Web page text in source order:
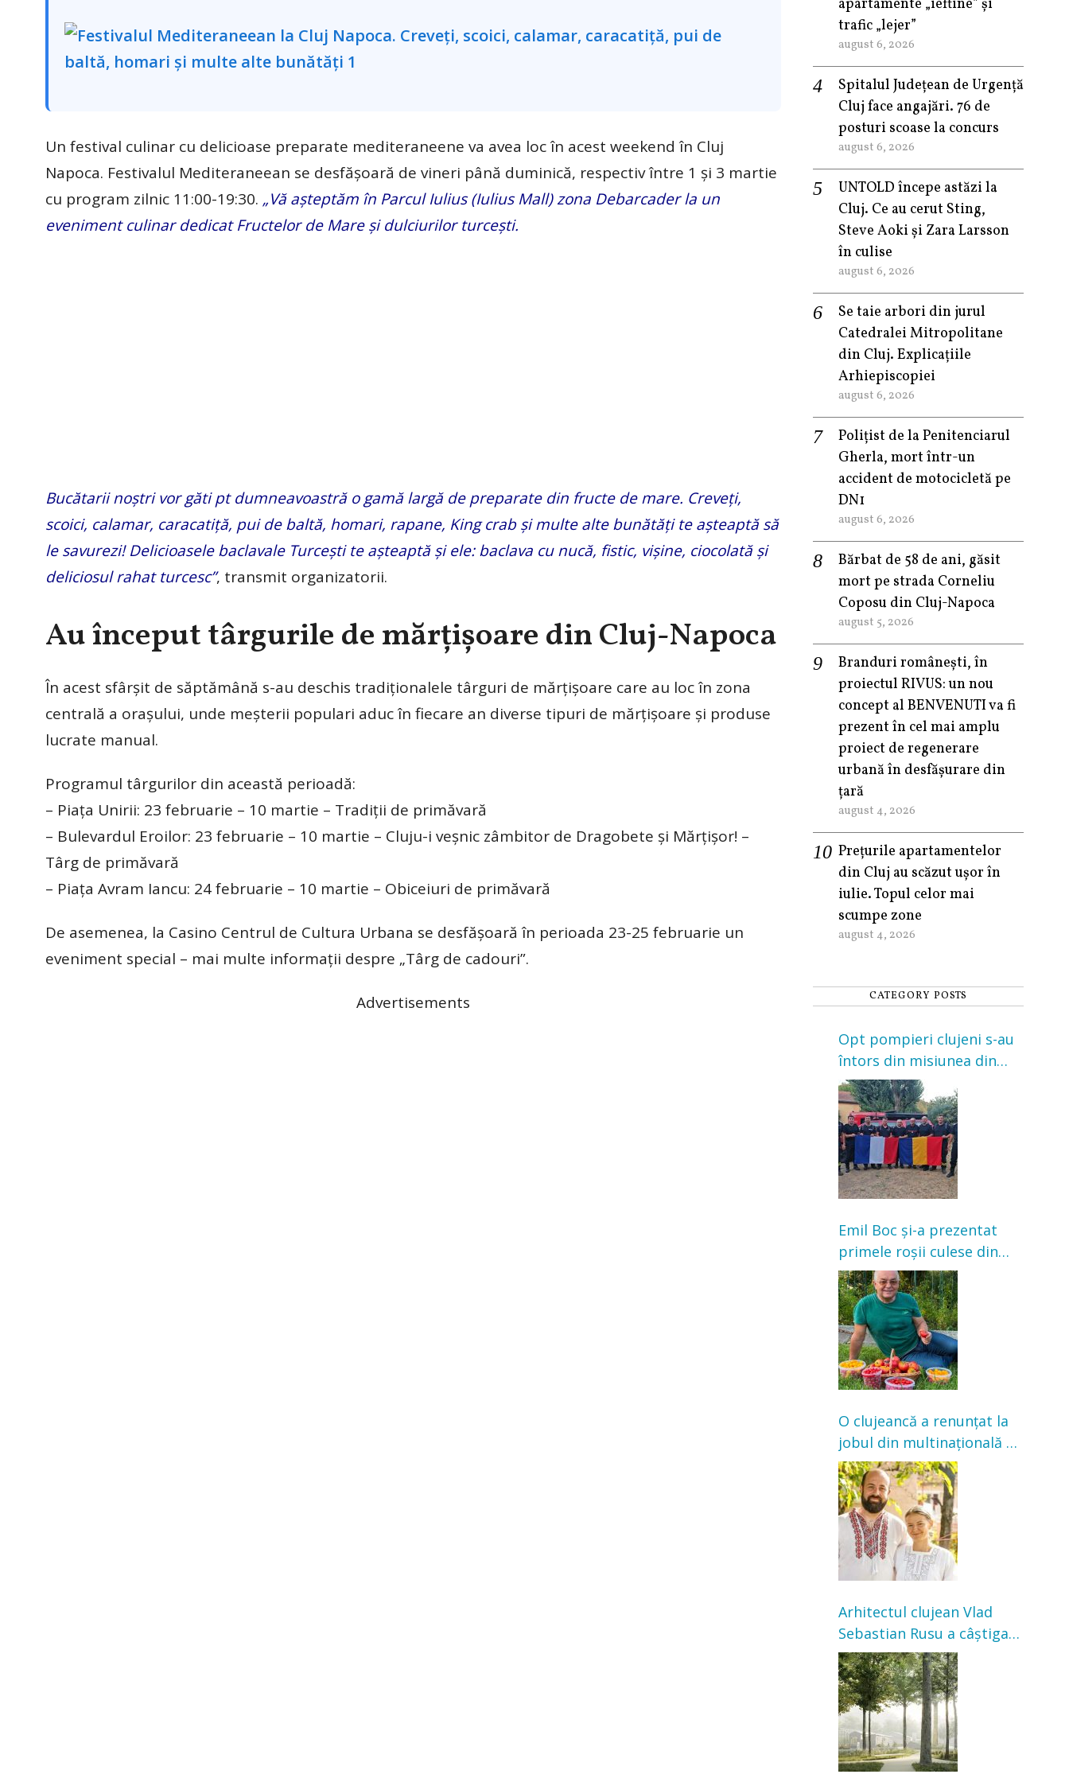
Un festival culinar cu delicioase preparate mediteraneene va avea loc în acest weekend în Cluj
Napoca. Festivalul Mediteraneean se desfășoară de vineri până duminică, respectiv între 1 şi 3 martie
cu program zilnic 11:00-19:30. „Vă așteptăm în Parcul Iulius (Iulius Mall) zona Debarcader la un
eveniment culinar dedicat Fructelor de Mare și dulciurilor turcești.
Bucătarii noştri vor găti pt dumneavoastră o gamă largă de preparate din fructe de mare. Creveţi,
scoici, calamar, caracatiţă, pui de baltă, homari, rapane, King crab şi multe alte bunătăţi te aşteaptă să
le savurezi! Delicioasele baclavale Turcești te așteaptă și ele: baclava cu nucă, fistic, vişine, ciocolată și
deliciosul rahat turcesc”, transmit organizatorii.
Au început târgurile de mărțișoare din Cluj-Napoca
În acest sfârșit de săptămână s-au deschis tradiționalele târguri de mărțișoare care au loc în zona
centrală a orașului, unde meșterii populari aduc în fiecare an diverse tipuri de mărțișoare și produse
lucrate manual.
Programul târgurilor din această perioadă:
– Piața Unirii: 23 februarie – 10 martie – Tradiții de primăvară
– Bulevardul Eroilor: 23 februarie – 10 martie – Cluju-i veșnic zâmbitor de Dragobete și Mărțișor! –
Târg de primăvară
– Piața Avram Iancu: 24 februarie – 10 martie – Obiceiuri de primăvară
De asemenea, la Casino Centrul de Cultura Urbana se desfășoară în perioada 23-25 februarie un
eveniment special – mai multe informații despre „Târg de cadouri”.
Advertisements
apartamente „ieftine” și
trafic „lejer”
august 6, 2026
Spitalul Județean de Urgență
Cluj face angajări. 76 de
posturi scoase la concurs
august 6, 2026
UNTOLD începe astăzi la
Cluj. Ce au cerut Sting,
Steve Aoki și Zara Larsson
în culise
august 6, 2026
Se taie arbori din jurul
Catedralei Mitropolitane
din Cluj. Explicațiile
Arhiepiscopiei
august 6, 2026
Polițist de la Penitenciarul
Gherla, mort într-un
accident de motocicletă pe
DN1
august 6, 2026
Bărbat de 58 de ani, găsit
mort pe strada Corneliu
Coposu din Cluj-Napoca
august 5, 2026
Branduri românești, în
proiectul RIVUS: un nou
concept al BENVENUTI va fi
prezent în cel mai amplu
proiect de regenerare
urbană în desfășurare din
țară
august 4, 2026
Prețurile apartamentelor
din Cluj au scăzut ușor în
iulie. Topul celor mai
scumpe zone
august 4, 2026
CATEGORY POSTS
Opt pompieri clujeni s-au
întors din misiunea din
Franța. Au intervenit la
incendii de vegetație și
pădure
Emil Boc și-a prezentat
primele roșii culese din
grădină: „Niciun magazin
nu poate oferi această
satisfacție”
O clujeancă a renunțat la
jobul din multinațională și
s-a mutat la țară. Acum
cultivă legume în grădina
bunicilor
Arhitectul clujean Vlad
Sebastian Rusu a câștigat
concursul pentru
transformarea Grădinii
Casei Universitarilor